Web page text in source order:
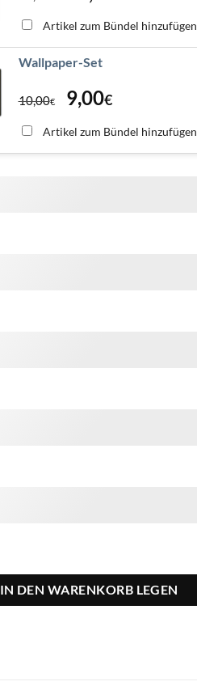
Artikel zum Bündel hinzufügen
Wallpaper-Set
10,00€ 9,00€
Artikel zum Bündel hinzufügen
IN DEN WARENKORB LEGEN